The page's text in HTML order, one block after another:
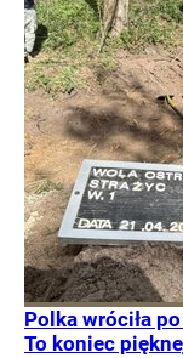
Polka wróciła
To koniec